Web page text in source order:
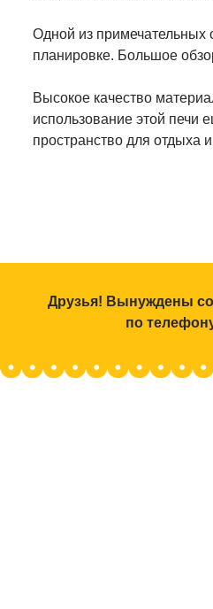
Одной из примечательных
планировке. Большое
Высокое качество
использование этой
пространство для отдыха
Друзья! Вынуждены
по